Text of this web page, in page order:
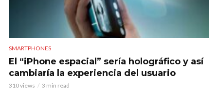
SMARTPHONES
El “iPhone espacial” sería holográfico y así
cambiaría la experiencia del usuario
310 views 3 min read